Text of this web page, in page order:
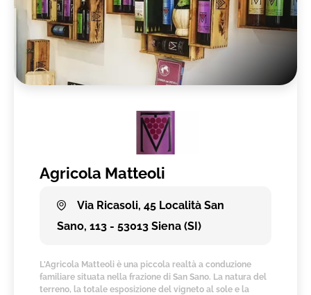
Agricola Matteoli
Via Ricasoli, 45 Località San
Sano, 113 - 53013 Siena (SI)
L'Agricola Matteoli è una piccola realtà a conduzione
familiare situata nella frazione di San Sano. La natura del
terreno, la totale esposizione del vigneto al sole e la